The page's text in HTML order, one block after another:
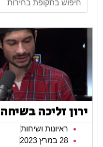
ירון זליכה
ראיונות ושיחות
28 במרץ 2023